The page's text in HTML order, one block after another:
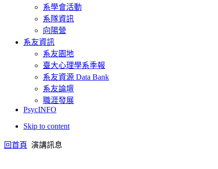
系學會活動
系隊資訊
向陽營
系友資訊
系友園地
臺大心理學系季報
系友資源 Data Bank
系友論壇
職涯發展
PsycINFO
Skip to content
回首頁 演講訊息